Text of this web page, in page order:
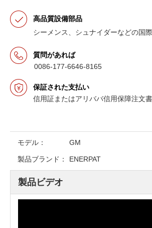
高品質設備部品
シーメンス、シュナイダーなどの国
質問があれば
0086-177-6646-8165
保証された支払い
信用証またはアリババ信用保障注文書
モデル： GM
製品ブランド： ENERPAT
製品ビデオ